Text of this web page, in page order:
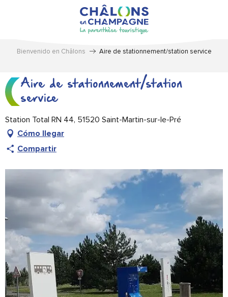
Bienvenido en Châlons Aire de stationnement/station service
Aire de stationnement/station
service
Station Total RN 44, 51520 Saint-Martin-sur-le-Pré
Cómo llegar
Compartir